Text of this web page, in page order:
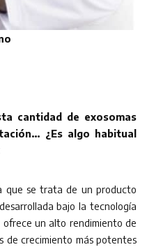
cantidad de exosomas
¿Es algo habitual
que se trata de un producto
bajo la tecnología
un alto rendimiento de
de crecimiento más potentes